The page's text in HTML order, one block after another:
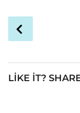
P
LIKE IT?